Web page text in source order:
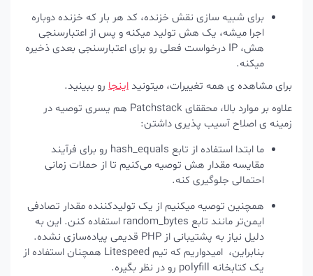
برای شبیه‌ سازی نقش خزنده، کد هر بار که خزنده دوباره
اجرا میشه، یک هش تولید میکنه و پس از اعتبارسنجی
هش، IP درخواست فعلی رو برای اعتبارسنجی بعدی ذخیره
میکنه.
برای مشاهده ی همه تغییرات، میتونیداینجارو ببینید.
علاوه بر موارد بالا، محققای Patchstack هم یسری توصیه در
زمینه ی اصلاح آسیب پذیری داشتن:
ما ابتدا استفاده از تابع hash_equalsرو برای فرآیند
مقایسه مقدار هش توصیه می‌کنیم تا از حملات زمانی
احتمالی جلوگیری کنه.
همچنین توصیه میکنیم از یک تولیدکننده مقدار تصادفی
ایمن‌تر مانند تابع random_bytesاستفاده کنن. این به
دلیل نیاز به پشتیبانی از PHP قدیمی پیاده‌سازی نشده.
بنابراین، امیدواریم که تیم Litespeed همچنان استفاده از
یک کتابخانه polyfill رو در نظر بگیره.